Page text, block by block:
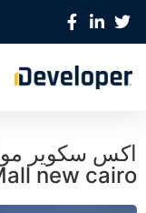
new cairo